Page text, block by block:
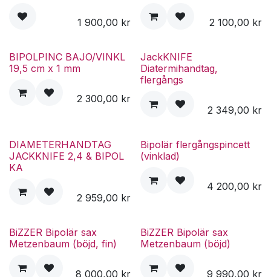
1 900,00 kr 2 100,00 kr
BIPOLPINC BAJO/VINKL
19,5 cm x 1 mm
2 300,00 kr
JackKNIFE
Diatermihandtag,
flergångs
2 349,00 kr
DIAMETERHANDTAG
JACKKNIFE 2,4 & BIPOL
KA
2 959,00 kr
Bipolär flergångspincett
(vinklad)
4 200,00 kr
BiZZER Bipolär sax
Metzenbaum (böjd, fin)
8 000,00 kr
BiZZER Bipolär sax
Metzenbaum (böjd)
9 990,00 kr